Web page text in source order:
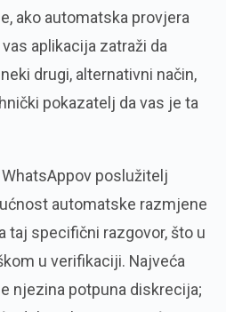
ako automatska provjera
aplikacija zatraži da
drugi, alternativni način,
pokazatelj da vas je ta
poslužitelj
automatske razmjene
taj specifični razgovor, što u
u verifikaciji. Najveća
njezina potpuna diskrecija;